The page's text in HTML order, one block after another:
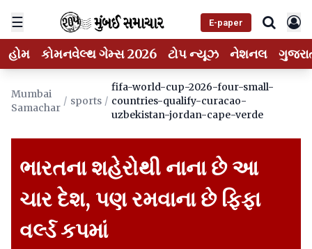
☰ E-paper
હોમ કોમનવેલ્થ ગેમ્સ 2026 ટોપ ન્યૂઝ નેશનલ
Mumbai
Samachar
/ sports /
fifa-world-cup-2026-four-small-
countries-qualify-curacao-
uzbekistan-jordan-cape-verde
ભારતના શહેરોથી નાના છે આ
ચાર દેશ, પણ રમવાના છે ફિફા
વર્લ્ડ કપમાં